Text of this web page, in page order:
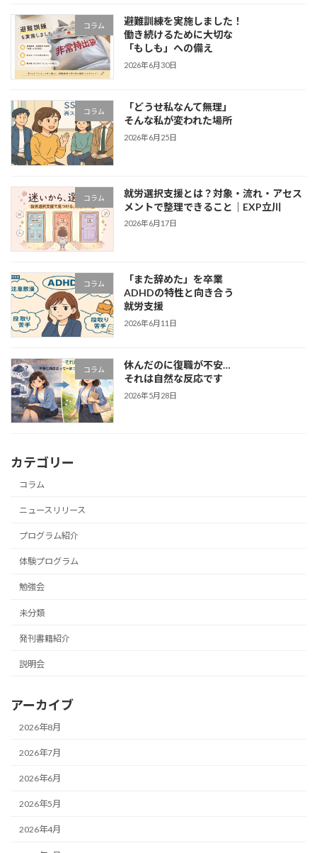
コラム
避難訓練を実施しました！
働き続けるために大切な
「もしも」への備え
2026年6月30日
コラム
「どうせ私なんて無理」
そんな私が変われた場所
2026年6月25日
コラム
就労選択支援とは？対象・流れ・アセス
メントで整理できること｜EXP立川
2026年6月17日
コラム
「また辞めた」を卒業
ADHDの特性と向き合う
就労支援
2026年6月11日
コラム
休んだのに復職が不安…
それは自然な反応です
2026年5月28日
カテゴリー
コラム
ニュースリリース
プログラム紹介
体験プログラム
勉強会
未分類
発刊書籍紹介
説明会
アーカイブ
2026年8月
2026年7月
2026年6月
2026年5月
2026年4月